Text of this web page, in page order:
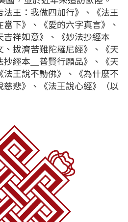
王：我做四加行》、《法王
下》、《愛的六字真言》、
祥如意》、《妙法抄經本＿
拔濟苦難陀羅尼經》、《天
經本＿普賢行願品》、《天
王說不動佛》、《為什麼不
悲》、《法王說心經》（以